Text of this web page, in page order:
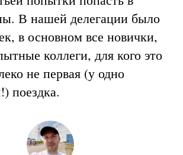
В нашей делегации было
в основном все новички,
коллеги, для кого это
не первая (у одно
поездка.